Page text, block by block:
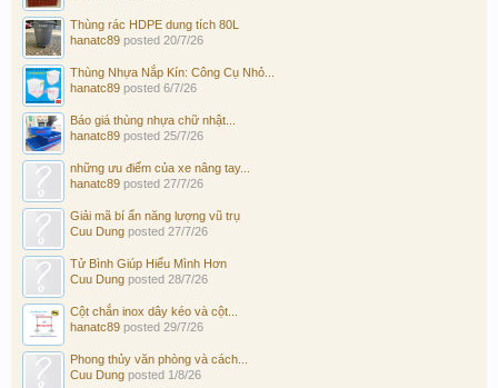
Thùng rác HDPE dung tích 80L
hanatc89 posted 20/7/26
Thùng Nhựa Nắp Kín: Công Cụ Nhỏ...
hanatc89 posted 6/7/26
Báo giá thùng nhựa chữ nhật...
hanatc89 posted 25/7/26
những ưu điểm của xe nâng tay...
hanatc89 posted 27/7/26
Giải mã bí ẩn năng lượng vũ trụ
Cuu Dung posted 27/7/26
Tử Bình Giúp Hiểu Mình Hơn
Cuu Dung posted 28/7/26
Cột chắn inox dây kéo và cột...
hanatc89 posted 29/7/26
Phong thủy văn phòng và cách...
Cuu Dung posted 1/8/26